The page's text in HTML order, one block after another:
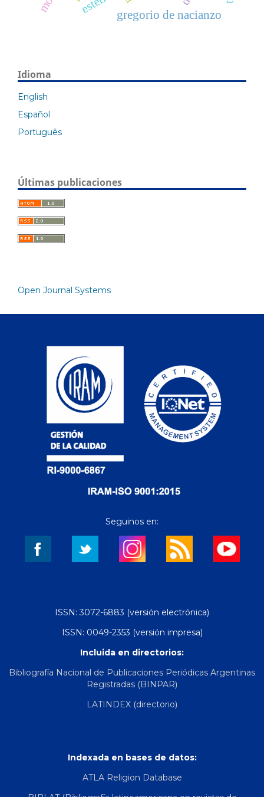
gregorio de nacianzo
Idioma
English
Español
Português
Últimas publicaciones
Open Journal Systems
Seguinos en:
ISSN: 3072-6883 (versión electrónica)
ISSN: 0049-2353 (versión impresa)
Incluida en directorios:
Bibliografía Nacional de Publicaciones Periódicas Argentinas
Registradas (BINPAR)
LATINDEX (directorio)
Indexada en bases de datos:
ATLA Religion Database